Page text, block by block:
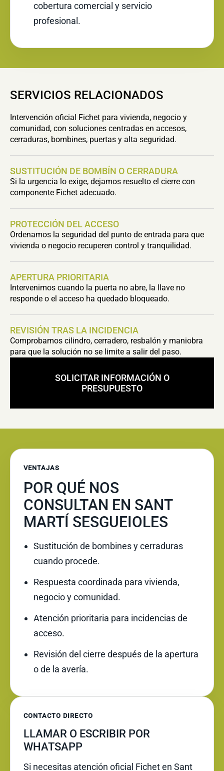
cobertura comercial y servicio
profesional.
SERVICIOS RELACIONADOS
Intervención oficial Fichet para vivienda, negocio y
comunidad, con soluciones centradas en accesos,
cerraduras, bombines, puertas y alta seguridad.
SUSTITUCIÓN DE BOMBÍN O CERRADURA
Si la urgencia lo exige, dejamos resuelto el cierre con
componente Fichet adecuado.
PROTECCIÓN DEL ACCESO
Ordenamos la seguridad del punto de entrada para que
vivienda o negocio recuperen control y tranquilidad.
APERTURA PRIORITARIA
Intervenimos cuando la puerta no abre, la llave no
responde o el acceso ha quedado bloqueado.
REVISIÓN TRAS LA INCIDENCIA
Comprobamos cilindro, cerradero, resbalón y maniobra
para que la solución no se limite a salir del paso.
SOLICITAR INFORMACIÓN O
PRESUPUESTO
VENTAJAS
POR QUÉ NOS
CONSULTAN EN SANT
MARTÍ SESGUEIOLES
Sustitución de bombines y cerraduras
cuando procede.
Respuesta coordinada para vivienda,
negocio y comunidad.
Atención prioritaria para incidencias de
acceso.
Revisión del cierre después de la apertura
o de la avería.
CONTACTO DIRECTO
LLAMAR O ESCRIBIR POR
WHATSAPP
Si necesitas atención oficial Fichet en Sant